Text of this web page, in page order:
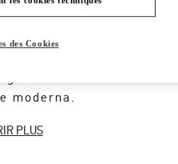
Maison ripreso
Il motivo Valentino
moderna.
PLUS
des Cookies